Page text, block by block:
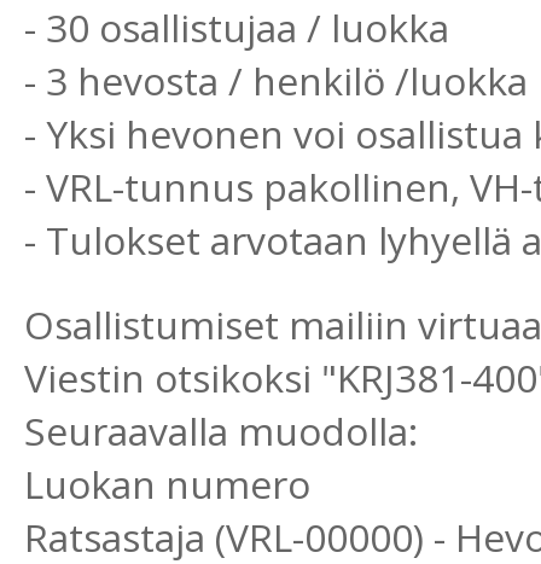
- 30 osallistujaa / luokka
- 3 hevosta / henkilö /luokka
- Yksi hevonen voi
- VRL-tunnus pakollinen,
- Tulokset arvotaan lyhyellä
Osallistumiset mailiin
Viestin otsikoksi "KRJ381-
Seuraavalla muodolla:
Luokan numero
Ratsastaja (VRL-00000) -